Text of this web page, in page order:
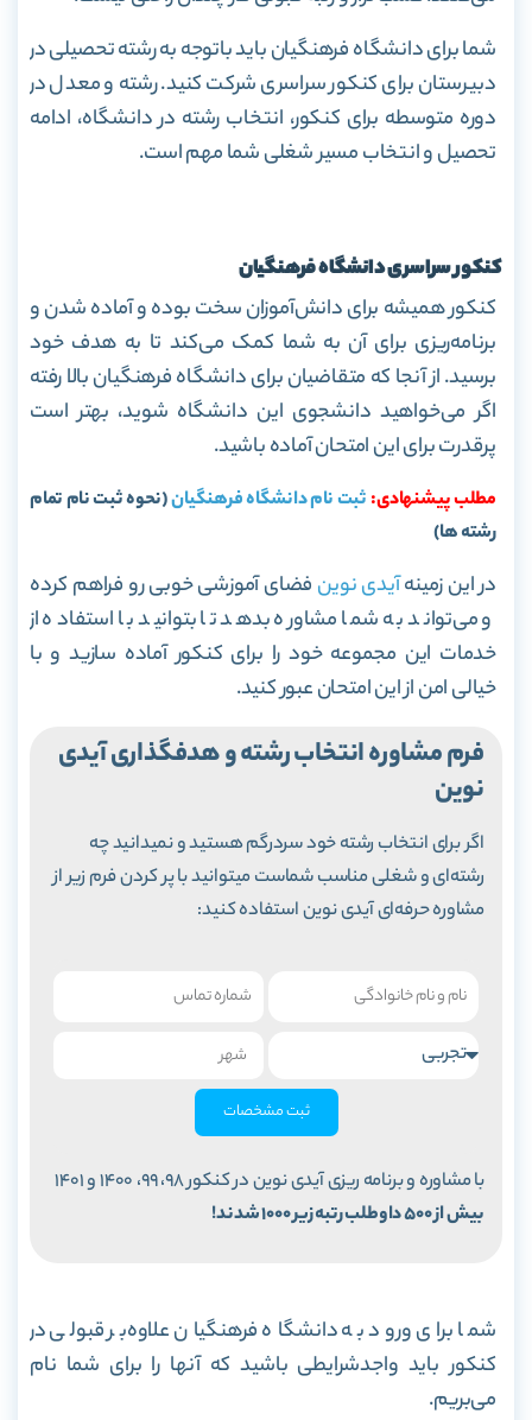
شما برای دانشگاه فرهنگیان باید باتوجه به رشته تحصیلی در
دبیرستان برای کنکور سراسری شرکت کنید. رشته و معدل در
دوره متوسطه برای کنکور، انتخاب رشته در دانشگاه، ادامه
تحصیل و انتخاب مسیر شغلی شما مهم است.
کنکور سراسری دانشگاه فرهنگیان
کنکور همیشه برای دانش‌آموزان سخت بوده و آماده شدن و
برنامه‌ریزی برای آن به شما کمک می‌کند تا به هدف خود
برسید. از آنجا که متقاضیان برای دانشگاه فرهنگیان بالا رفته
اگر می‌خواهید دانشجوی این دانشگاه شوید، بهتر است
پرقدرت برای این امتحان آماده باشید.
مطلب پیشنهادی: ثبت نام دانشگاه فرهنگیان(نحوه ثبت نام تمام
رشته ها)
در این زمینهآیدی نوین فضای آموزشی خوبی رو فراهم کرده
و می‌تواند به شما مشاوره بدهد تا بتوانید با استفاده از
خدمات این مجموعه خود را برای کنکور آماده سازید و با
خیالی امن از این امتحان عبور کنید.
فرم مشاوره انتخاب رشته و هدفگذاری آیدی
نوین
اگر برای انتخاب رشته خود سردرگم هستید و نمیدانید چه
رشته‌ای و شغلی مناسب شماست میتوانید با پر کردن فرم زیر از
مشاوره حرفه‌ای آیدی نوین استفاده کنید:
ثبت مشخصات
با مشاوره و برنامه ریزی آیدی نوین در کنکور 98، 99، 1400 و 1401
بیش از 500 داوطلب رتبه زیر 1000 شدند!
شما برای ورود به دانشگاه فرهنگیان علاوه‌بر قبولی در
کنکور باید واجدشرایطی باشید که آنها را برای شما نام
می‌بریم.